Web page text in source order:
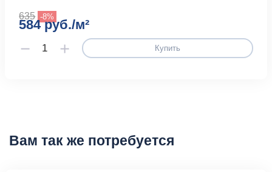
635 -8%
584 руб./м²
Купить
Вам так же потребуется